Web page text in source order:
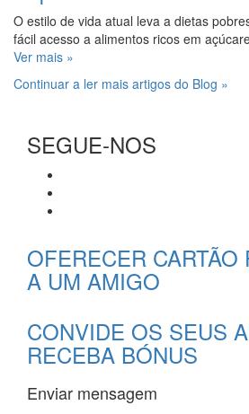
O estilo de vida atual leva a dietas
fácil acesso a alimentos ricos em
Ver mais »
Continuar a ler mais artigos do Blog »
SEGUE-NOS
OFERECER CARTÃO
A UM AMIGO
CONVIDE OS SEUS
RECEBA BÓNUS
Enviar mensagem